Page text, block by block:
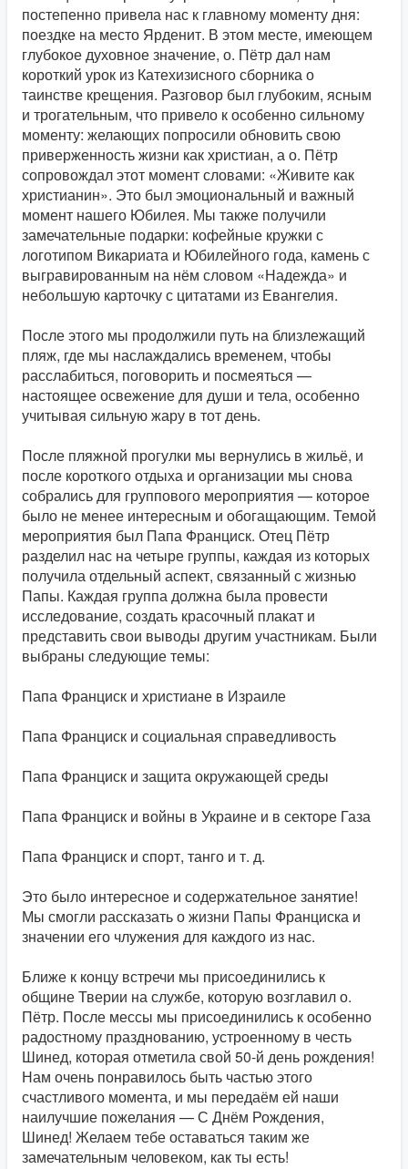
постепенно привела нас к главному моменту дня:
поездке на место Ярденит. В этом месте, имеющем
глубокое духовное значение, о. Пётр дал нам
короткий урок из Катехизисного сборника о
таинстве крещения. Разговор был глубоким, ясным
и трогательным, что привело к особенно сильному
моменту: желающих попросили обновить свою
приверженность жизни как христиан, а о. Пётр
сопровождал этот момент словами: «Живите как
христианин». Это был эмоциональный и важный
момент нашего Юбилея. Мы также получили
замечательные подарки: кофейные кружки с
логотипом Викариата и Юбилейного года, камень с
выгравированным на нём словом «Надежда» и
небольшую карточку с цитатами из Евангелия.
После этого мы продолжили путь на близлежащий
пляж, где мы наслаждались временем, чтобы
расслабиться, поговорить и посмеяться —
настоящее освежение для души и тела, особенно
учитывая сильную жару в тот день.
После пляжной прогулки мы вернулись в жильё, и
после короткого отдыха и организации мы снова
собрались для группового мероприятия — которое
было не менее интересным и обогащающим. Темой
мероприятия был Папа Франциск. Отец Пётр
разделил нас на четыре группы, каждая из которых
получила отдельный аспект, связанный с жизнью
Папы. Каждая группа должна была провести
исследование, создать красочный плакат и
представить свои выводы другим участникам. Были
выбраны следующие темы:
Папа Франциск и христиане в Израиле
Папа Франциск и социальная справедливость
Папа Франциск и защита окружающей среды
Папа Франциск и войны в Украине и в секторе Газа
Папа Франциск и спорт, танго и т. д.
Это было интересное и содержательное занятие! ​​
Мы смогли рассказать о жизни Папы Франциска и
значении его члужения для каждого из нас.
Ближе к концу встречи мы присоединились к
общине Тверии на службе, которую возглавил о.
Пётр. После мессы мы присоединились к особенно
радостному празднованию, устроенному в честь
Шинед, которая отметила свой 50-й день рождения!
Нам очень понравилось быть частью этого
счастливого момента, и мы передаём ей наши
наилучшие пожелания — С Днём ​​Рождения,
Шинед! Желаем тебе оставаться таким же
замечательным человеком, как ты есть!